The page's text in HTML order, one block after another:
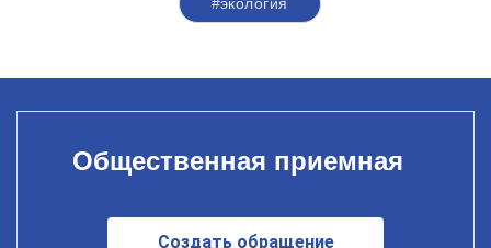
Общественная приемная
Создать обращение